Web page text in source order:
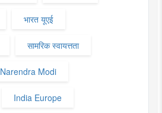
भारत यूएई
सामरिक स्वायत्तता
Narendra Modi
India Europe